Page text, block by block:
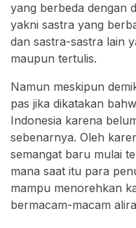
yang berbeda dengan
yakni sastra yang
dan sastra-sastra lain
maupun tertulis.
Namun meskipun
pas jika dikatakan
Indonesia karena
sebenarnya. Oleh
semangat baru mulai
mana saat itu para
mampu menorehkan
bermacam-macam